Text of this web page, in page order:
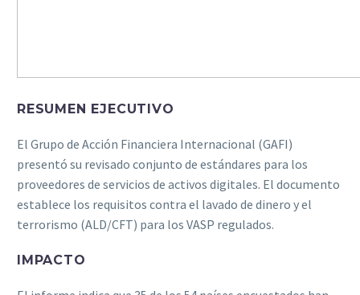
RESUMEN EJECUTIVO
El Grupo de Acción Financiera Internacional (GAFI)
presentó su revisado conjunto de estándares para los
proveedores de servicios de activos digitales. El documento
establece los requisitos contra el lavado de dinero y el
terrorismo (ALD/CFT) para los VASP regulados.
IMPACTO